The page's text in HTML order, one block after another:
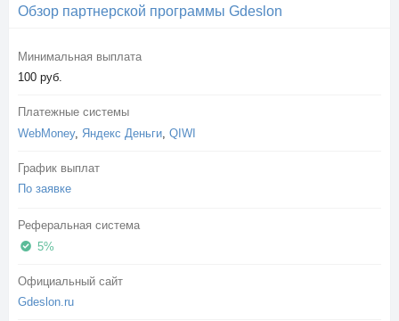
Обзор партнерской программы Gdeslon
Минимальная выплата
100 руб.
Платежные системы
WebMoney, Яндекс Деньги QIWI
График выплат
По заявке
Реферальная система
5%
Официальный сайт
Gdeslon.ru